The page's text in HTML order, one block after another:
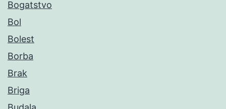
Bogatstvo
Bol
Bolest
Borba
Brak
Briga